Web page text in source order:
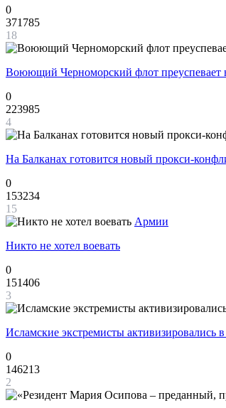
0
371785
18
Воюющий Черноморский флот преуспевает
0
223985
4
На Балканах готовится новый прокси-
0
153234
15
Армии
Никто не хотел воевать
0
151406
3
Исламские экстремисты активизировались
0
146213
2